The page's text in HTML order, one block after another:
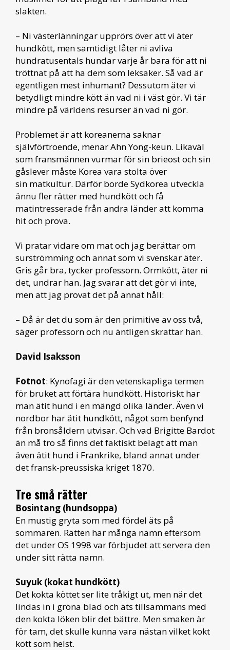
slakten.
– Ni västerlänningar upprörs över att vi äter
hundkött, men samtidigt låter ni avliva
hundratusentals hundar varje år bara för att ni
tröttnat på att ha dem som leksaker. Så vad är
egentligen mest inhumant? Dessutom äter vi
betydligt mindre kött än vad ni i väst gör. Vi tär
mindre på världens resurser än vad ni gör.
Problemet är att koreanerna saknar
självförtroende, menar Ahn Yong-keun. Likaväl
som fransmännen vurmar för sin brieost och sin
gåslever måste Korea vara stolta över
sin matkultur. Därför borde Sydkorea utveckla
ännu fler rätter med hundkött och få
matintresserade från andra länder att komma
hit och prova.
Vi pratar vidare om mat och jag berättar om
surströmming och annat som vi svenskar äter.
Gris går bra, tycker professorn. Ormkött, äter ni
det, undrar han. Jag svarar att det gör vi inte,
men att jag provat det på annat håll:
– Då är det du som är den primitive av oss två,
säger professorn och nu äntligen skrattar han.
David Isaksson
Fotnot: Kynofagi är den vetenskapliga termen
för bruket att förtära hundkött. Historiskt har
man ätit hund i en mängd olika länder. Även vi
nordbor har ätit hundkött, något som benfynd
från bronsåldern utvisar. Och vad Brigitte Bardot
än må tro så finns det faktiskt belagt att man
även ätit hund i Frankrike, bland annat under
det fransk-preussiska kriget 1870.
Tre små rätter
Bosintang (hundsoppa)
En mustig gryta som med fördel äts på
sommaren. Rätten har många namn eftersom
det under OS 1998 var förbjudet att servera den
under sitt rätta namn.
Suyuk (kokat hundkött)
Det kokta köttet ser lite tråkigt ut, men när det
lindas in i gröna blad och äts tillsammans med
den kokta löken blir det bättre. Men smaken är
för tam, det skulle kunna vara nästan vilket kokt
kött som helst.